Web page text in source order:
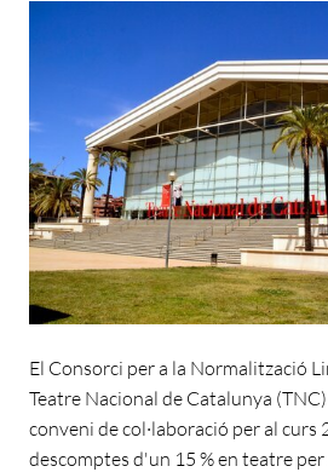
El Consorci per a la Normalització
Teatre Nacional de Catalunya
conveni de col·laboració per al curs
descomptes d'un 15 % en teatre per